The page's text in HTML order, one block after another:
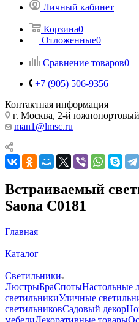
Личный кабинет
Корзина0
Отложенные0
Сравнение товаров0
+7 (905) 506-9356
Контактная информация
г. Москва, 2-й южнопортовый
man1@lmsc.ru
Встраиваемый
Saona C0181
Главная
—
Каталог
—
Светильники
ЛюстрыБраСпотыНастольные
светильникиУличные
светильниковСадовый декор
мебелиДекоративные товары